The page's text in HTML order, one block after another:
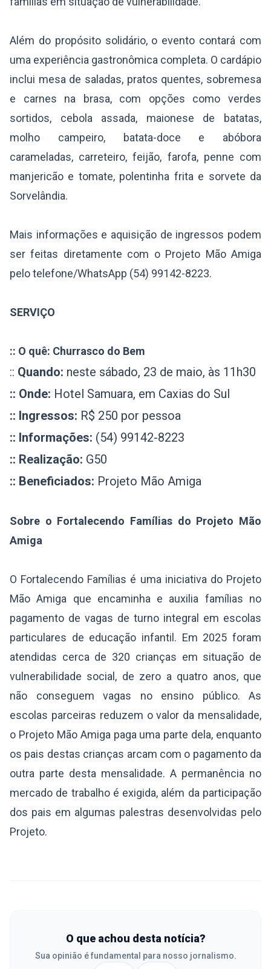
Além do propósito solidário, o evento contará com
uma experiência gastronômica completa. O cardápio
inclui mesa de saladas, pratos quentes, sobremesa
e carnes na brasa, com opções como verdes
sortidos, cebola assada, maionese de batatas,
molho campeiro, batata-doce e abóbora
carameladas, carreteiro, feijão, farofa, penne com
manjericão e tomate, polentinha frita e sorvete da
Sorvelândia.
Mais informações e aquisição de ingressos podem
ser feitas diretamente com o Projeto Mão Amiga
pelo telefone/WhatsApp (54) 99142-8223.
SERVIÇO
:: O quê: Churrasco do Bem
:: Quando: neste sábado, 23 de maio, às 11h30
:: Onde: Hotel Samuara, em Caxias do Sul
:: Ingressos: R$ 250 por pessoa
:: Informações: (54) 99142-8223
:: Realização: G50
:: Beneficiados: Projeto Mão Amiga
Sobre o Fortalecendo Famílias do Projeto Mão
Amiga
O Fortalecendo Famílias é uma iniciativa do Projeto
Mão Amiga que encaminha e auxilia famílias no
pagamento de vagas de turno integral em escolas
particulares de educação infantil. Em 2025 foram
atendidas cerca de 320 crianças em situação de
vulnerabilidade social, de zero a quatro anos, que
não conseguem vagas no ensino público. As
escolas parceiras reduzem o valor da mensalidade,
o Projeto Mão Amiga paga uma parte dela, enquanto
os pais destas crianças arcam com o pagamento da
outra parte desta mensalidade. A permanência no
mercado de trabalho é exigida, além da participação
dos pais em algumas palestras desenvolvidas pelo
Projeto.
O que achou desta notícia?
Sua opinião é fundamental para nosso jornalismo.